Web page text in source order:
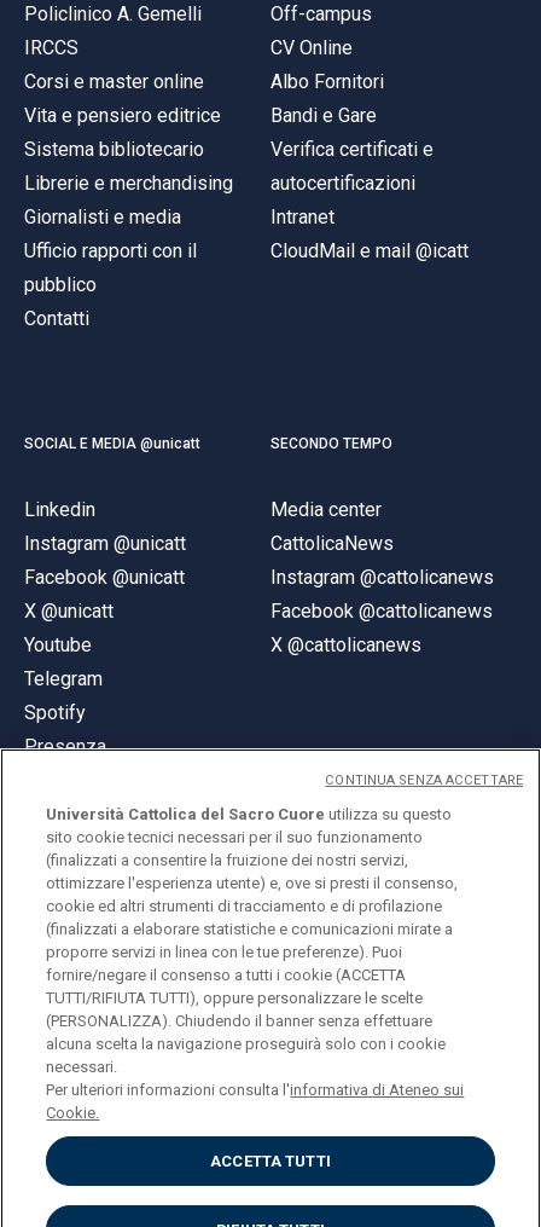
Policlinico A. Gemelli
IRCCS
Corsi e master online
Vita e pensiero editrice
Sistema bibliotecario
Librerie e merchandising
Giornalisti e media
Ufficio rapporti con il
pubblico
Contatti
Off-campus
CV Online
Albo Fornitori
Bandi e Gare
Verifica certificati e
autocertificazioni
Intranet
CloudMail e mail @icatt
SOCIAL E MEDIA @unicatt
Linkedin
Instagram @unicatt
Facebook @unicatt
X @unicatt
Youtube
Telegram
Spotify
Presenza
SECONDO TEMPO
Media center
CattolicaNews
Instagram @cattolicanews
Facebook @cattolicanews
X @cattolicanews
© Università Cattolica del Sacro Cuore
Largo A. Gemelli 1, 20123 Milano
PI 02133120150
ENGLISH
Privacy
Accessibilità
Università Cattolica del Sacro Cuore utilizza su questo
sito cookie tecnici necessari per il suo funzionamento
(finalizzati a consentire la fruizione dei nostri servizi,
ottimizzare l'esperienza utente) e, ove si presti il consenso,
cookie ed altri strumenti di tracciamento e di profilazione
(finalizzati a elaborare statistiche e comunicazioni mirate a
proporre servizi in linea con le tue preferenze). Puoi
fornire/negare il consenso a tutti i cookie (ACCETTA
TUTTI/RIFIUTA TUTTI), oppure personalizzare le scelte
(PERSONALIZZA). Chiudendo il banner senza effettuare
alcuna scelta la navigazione proseguirà solo con i cookie
necessari.
Per ulteriori informazioni consulta l'informativa di Ateneo sui
Cookie.
ACCETTA TUTTI
CONTINUA SENZA ACCETTARE